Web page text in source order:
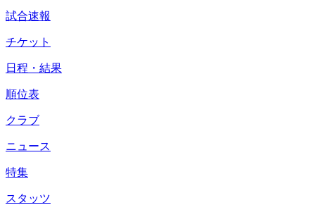
試合速報
チケット
日程・結果
順位表
クラブ
ニュース
特集
スタッツ